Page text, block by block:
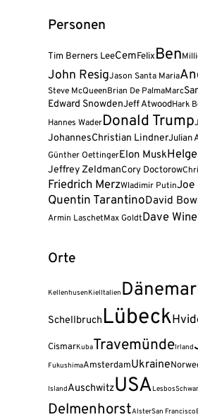
Personen
Tim Berners LeeCemFelixBen
John ResigJason Santa Maria
Steve McQueenBrian De PalmaMarc
Edward SnowdenJeff AtwoodHark
Hannes WaderDonald Trump
JohannesChristian LindnerJulian
Günther OettingerElon MuskHelge
Jeffrey ZeldmanCory Doctorow
Friedrich MerzWladimir PutinJoe
Quentin TarantinoDavid
Armin LaschetMax GoldtDave
Orte
KellenhusenKielItalien
Schellbruch Lübeck
CismarKubaTravemündeIrland
FukushimaAmsterdamUkraine
IslandAuschwitzUSALesbos
DelmenhorstAlsterSan Francisco